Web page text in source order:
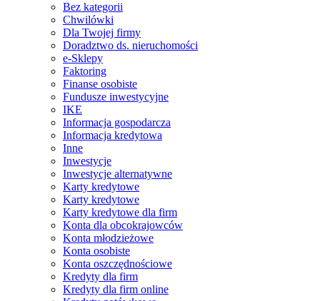
Bez kategorii
Chwilówki
Dla Twojej firmy
Doradztwo ds. nieruchomości
e-Sklepy
Faktoring
Finanse osobiste
Fundusze inwestycyjne
IKE
Informacja gospodarcza
Informacja kredytowa
Inne
Inwestycje
Inwestycje alternatywne
Karty kredytowe
Karty kredytowe
Karty kredytowe dla firm
Konta dla obcokrajowców
Konta młodzieżowe
Konta osobiste
Konta oszczędnościowe
Kredyty dla firm
Kredyty dla firm online